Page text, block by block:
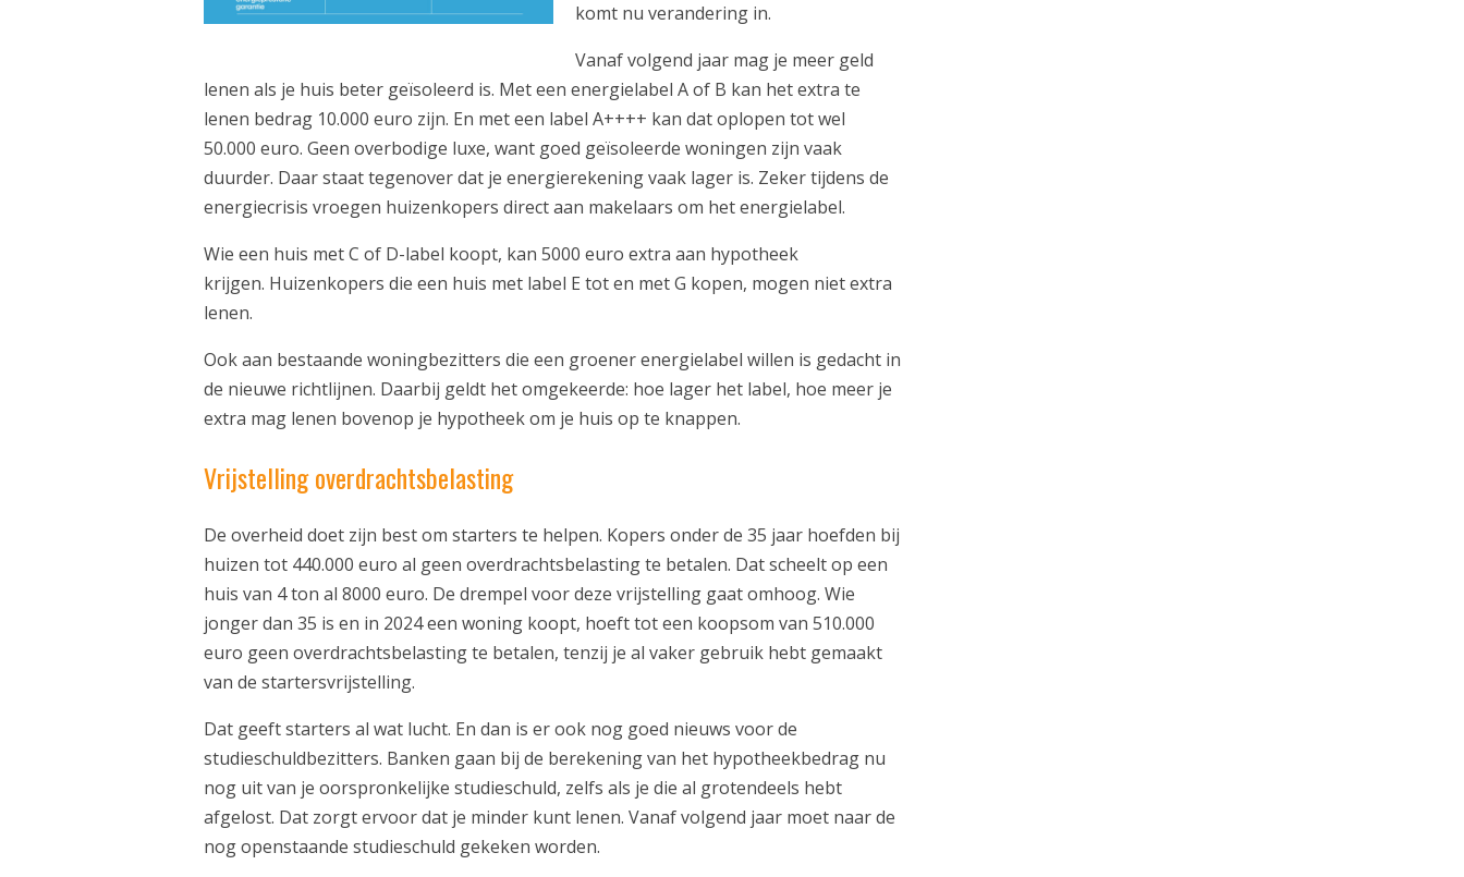
komt nu verandering in.
Vanaf volgend jaar mag je meer geld
lenen als je huis beter geïsoleerd is. Met een energielabel A of B kan het extra te
lenen bedrag 10.000 euro zijn. En met een label A++++ kan dat oplopen tot wel
50.000 euro. Geen overbodige luxe, want goed geïsoleerde woningen zijn vaak
duurder. Daar staat tegenover dat je energierekening vaak lager is. Zeker tijdens de
energiecrisis vroegen huizenkopers direct aan makelaars om het energielabel.
Wie een huis met C of D-label koopt, kan 5000 euro extra aan hypotheek
krijgen. Huizenkopers die een huis met label E tot en met G kopen, mogen niet extra
lenen.
Ook aan bestaande woningbezitters die een groener energielabel willen is gedacht in
de nieuwe richtlijnen. Daarbij geldt het omgekeerde: hoe lager het label, hoe meer je
extra mag lenen bovenop je hypotheek om je huis op te knappen.
Vrijstelling overdrachtsbelasting
De overheid doet zijn best om starters te helpen. Kopers onder de 35 jaar hoefden bij
huizen tot 440.000 euro al geen overdrachtsbelasting te betalen. Dat scheelt op een
huis van 4 ton al 8000 euro. De drempel voor deze vrijstelling gaat omhoog. Wie
jonger dan 35 is en in 2024 een woning koopt, hoeft tot een koopsom van 510.000
euro geen overdrachtsbelasting te betalen, tenzij je al vaker gebruik hebt gemaakt
van de startersvrijstelling.
Dat geeft starters al wat lucht. En dan is er ook nog goed nieuws voor de
studieschuldbezitters. Banken gaan bij de berekening van het hypotheekbedrag nu
nog uit van je oorspronkelijke studieschuld, zelfs als je die al grotendeels hebt
afgelost. Dat zorgt ervoor dat je minder kunt lenen. Vanaf volgend jaar moet naar de
nog openstaande studieschuld gekeken worden.